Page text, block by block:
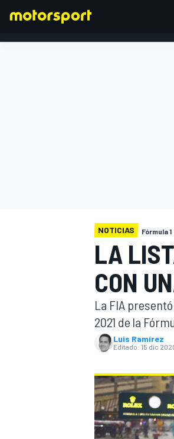
NOTICIAS Fórmula 1
LA
CON
La FIA
2021 de la
Luis Ramírez
Editado: 15 dic